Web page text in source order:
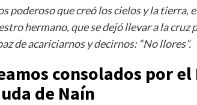
poderoso que creó los cielos y la tierra,
hermano, que se dejó llevar a la cruz
de acariciarnos y decirnos: “No llores”.
consolados por
de Naín